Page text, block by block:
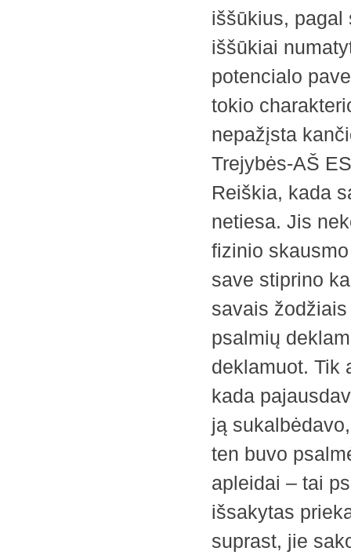
iššūkius, pagal
iššūkiai
potencialo
tokio
nepažįsta
Trejybės-AŠ
Reiškia, kada
netiesa. Jis
fizinio
save stiprino
savais
psalmių
deklamuot. Tik
kada
ją
ten buvo
apleidai – tai
išsakytas
suprast, jie